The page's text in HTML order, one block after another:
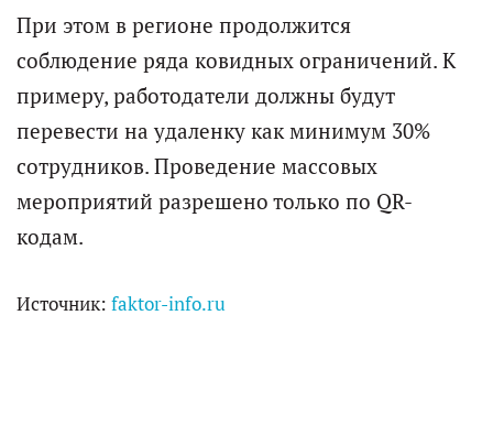
При этом в регионе продолжится
соблюдение ряда ковидных ограничений. К
примеру, работодатели должны будут
перевести на удаленку как минимум 30%
сотрудников. Проведение массовых
мероприятий разрешено только по QR-
кодам.
Источник: faktor-info.ru